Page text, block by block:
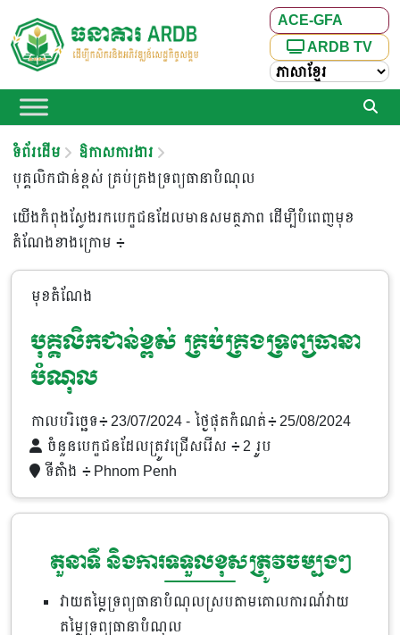
ACE-GFA
ARDB TV
ទំព័រដើម
ឱកាសការងារ​
បុគ្គលិកជាន់ខ្ពស់ គ្រប់គ្រងទ្រព្យធានាបំណុល
យើងកំពុងស្វែងរកបេក្ខជនដែលមានសមត្ថភាព ដើម្បីបំពេញមុខ
តំណែងខាងក្រោម ៖
មុខតំណែង
បុគ្គលិកជាន់ខ្ពស់ គ្រប់គ្រងទ្រព្យធានា
បំណុល
កាលបរិច្ឆេទ៖ 23/07/2024 - ថ្ងៃផុតកំណត់៖ 25/08/2024
ចំនួនបេក្ខជនដែលត្រូវជ្រើសរើស ៖ 2 រូប
ទីតាំង ៖Phnom Penh
តួនាទី និងការទទួលខុសត្រូវចម្បងៗ
វាយតម្លៃទ្រព្យធានាបំណុលស្របតាមគោលការណ៍វាយ
តម្លៃទ្រព្យធានាបំណុល